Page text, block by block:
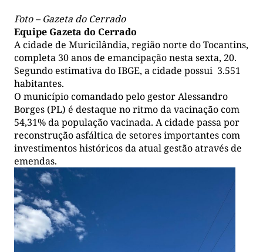
Foto – Gazeta do Cerrado
Equipe Gazeta do Cerrado
A cidade de Muricilândia, região norte do Tocantins,
completa 30 anos de emancipação nesta sexta, 20.
Segundo estimativa do IBGE, a cidade possui 3.551
habitantes.
O município comandado pelo gestor Alessandro
Borges (PL) é destaque no ritmo da vacinação com
54,31% da população vacinada. A cidade passa por
reconstrução asfáltica de setores importantes com
investimentos históricos da atual gestão através de
emendas.